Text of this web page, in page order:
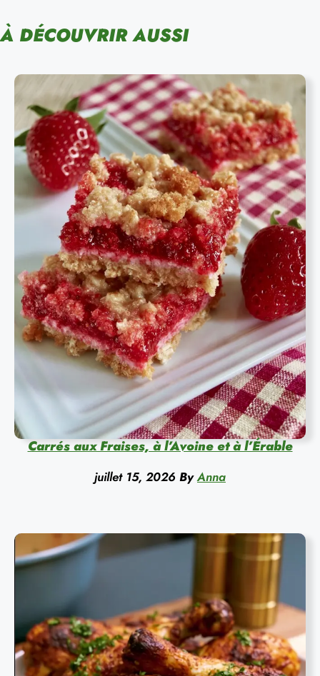
À DÉCOUVRIR AUSSI
Carrés aux Fraises, à l’Avoine et à l’Érable
juillet 15, 2026 By Anna